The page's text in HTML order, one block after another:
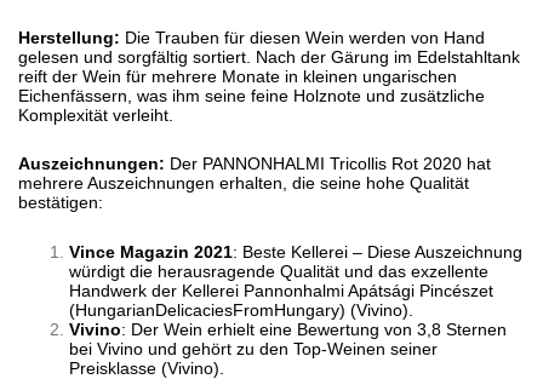
Herstellung: Die Trauben für diesen Wein werden von Hand
gelesen und sorgfältig sortiert. Nach der Gärung im Edelstahltank
reift der Wein für mehrere Monate in kleinen ungarischen
Eichenfässern, was ihm seine feine Holznote und zusätzliche
Komplexität verleiht.
Auszeichnungen: Der PANNONHALMI Tricollis Rot 2020 hat
mehrere Auszeichnungen erhalten, die seine hohe Qualität
bestätigen:
Vince Magazin 2021: Beste Kellerei – Diese Auszeichnung
würdigt die herausragende Qualität und das exzellente
Handwerk der Kellerei Pannonhalmi Apátsági Pincészet​
(HungarianDelicaciesFromHungary) (Vivino)
Vivino: Der Wein erhielt eine Bewertung von 3,8 Sternen
bei Vivino und gehört zu den Top-Weinen seiner
Preisklasse​ (Vivino)